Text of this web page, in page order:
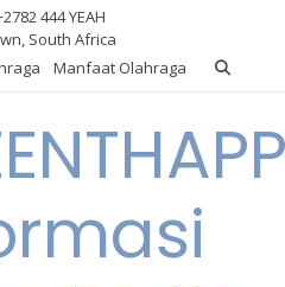
444 YEAH
South Africa
Manfaat Olahraga